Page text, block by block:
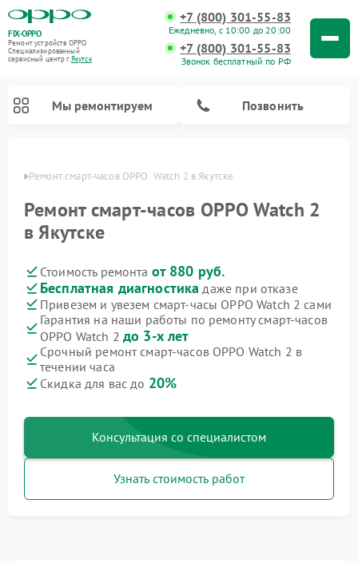
FIX-OPPO
Ремонт устройств OPPO
Специализированный
cервисный центр г.Якутск
+7 (800) 301-55-83
Ежедневно, с 10:00 до 20:00
+7 (800) 301-55-83
Звонок бесплатный по РФ
Мы ремонтируем Позвонить
Ремонт смарт-часов OPPO  Watch 2 в Якутске
Ремонт смарт-часов OPPO Watch 2
в Якутске
Стоимость ремонта от 880 руб.
Бесплатная диагностика даже при отказе
Привезем и увезем смарт-часы OPPO Watch 2 сами
Гарантия на наши работы по ремонту смарт-часов
OPPO Watch 2 до 3-х лет
Срочный ремонт смарт-часов OPPO Watch 2 в
течении часа
Скидка для вас до 20%
Консультация со специалистом
Узнать стоимость работ